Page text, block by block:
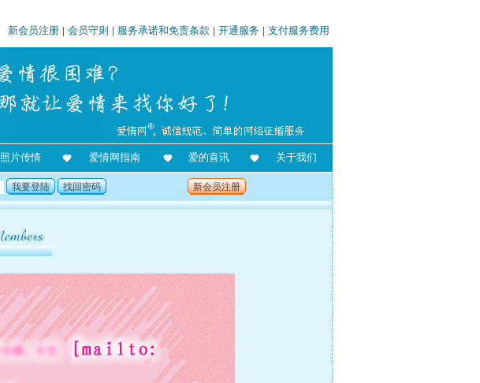
新会员注册 | 会员守则 | 服务承诺和免责条款 | 开通服务 | 支付服务费用
照片传情 爱情网指南 爱的喜讯 关于我们
我要登陆 找回密码 新会员注册